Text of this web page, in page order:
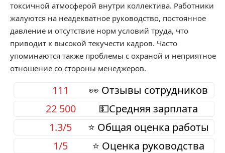
токсичной атмосферой внутри коллектива. Работники
жалуются на неадекватное руководство, постоянное
давление и отсутствие норм условий труда, что
приводит к высокой текучести кадров. Часто
упоминаются также проблемы с охраной и неприятное
отношение со стороны менеджеров.
👀 Отзывы сотрудников
111
💵Средняя зарплата
22 500
⭐ Общая оценка работы
1.3/5
⭐ Оценка руководства
1/5